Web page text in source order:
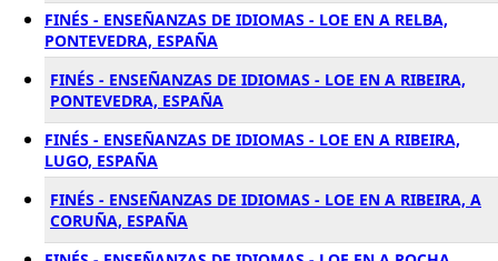
FINÉS - ENSEÑANZAS DE IDIOMAS - LOE EN A RELBA,
PONTEVEDRA, ESPAÑA
FINÉS - ENSEÑANZAS DE IDIOMAS - LOE EN A RIBEIRA,
PONTEVEDRA, ESPAÑA
FINÉS - ENSEÑANZAS DE IDIOMAS - LOE EN A RIBEIRA,
LUGO, ESPAÑA
FINÉS - ENSEÑANZAS DE IDIOMAS - LOE EN A RIBEIRA, A
CORUÑA, ESPAÑA